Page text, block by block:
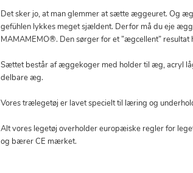
Det sker jo, at man glemmer at sætte æggeuret. Og
gefühlen lykkes meget sjældent. Derfor må du eje
MAMAMEMO®. Den sørger for et ”ægcellent” resultat
Sættet består af æggekoger med holder til æg, acryl
delbare æg.
Vores trælegetøj er lavet specielt til læring og
Alt vores legetøj overholder europæiske regler for
og bærer CE mærket.